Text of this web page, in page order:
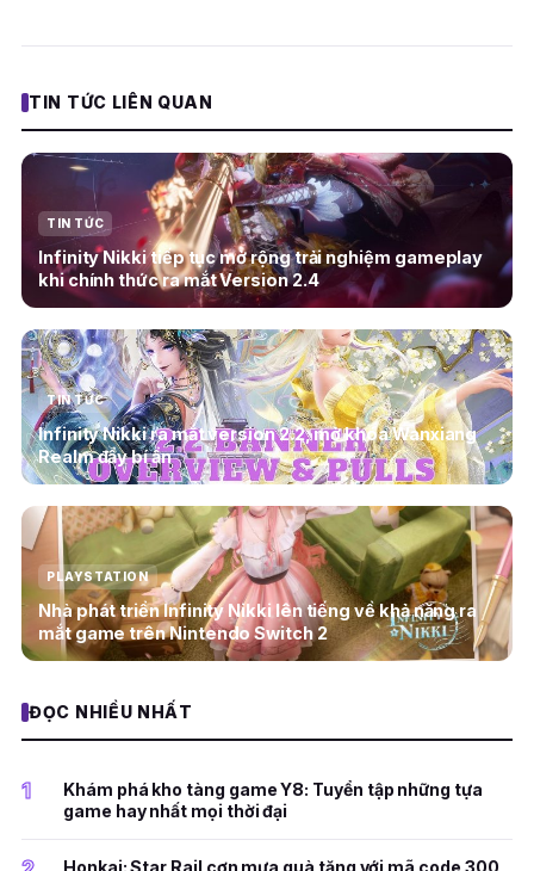
TIN TỨC LIÊN QUAN
TIN TỨC
Infinity Nikki tiếp tục mở rộng trải nghiệm gameplay
khi chính thức ra mắt Version 2.4
TIN TỨC
Infinity Nikki ra mắt version 2.2, mở khóa Wanxiang
Realm đầy bí ẩn
PLAYSTATION
Nhà phát triển Infinity Nikki lên tiếng về khả năng ra
mắt game trên Nintendo Switch 2
ĐỌC NHIỀU NHẤT
1
Khám phá kho tàng game Y8: Tuyển tập những tựa
game hay nhất mọi thời đại